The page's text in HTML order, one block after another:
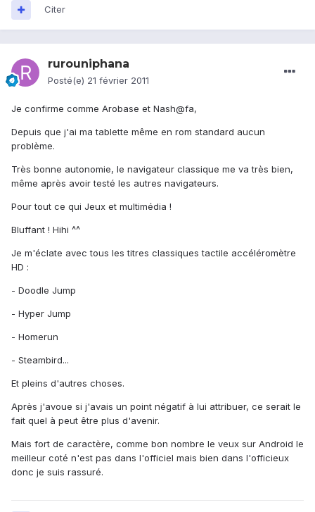
Citer
rurouniphana
Posté(e) 21 février 2011
Je confirme comme Arobase et Nash@fa,
Depuis que j'ai ma tablette même en rom standard aucun
problème.
Très bonne autonomie, le navigateur classique me va très bien,
même après avoir testé les autres navigateurs.
Pour tout ce qui Jeux et multimédia !
Bluffant ! Hihi ^^
Je m'éclate avec tous les titres classiques tactile accéléromètre
HD :
- Doodle Jump
- Hyper Jump
- Homerun
- Steambird...
Et pleins d'autres choses.
Après j'avoue si j'avais un point négatif à lui attribuer, ce serait le
fait quel à peut être plus d'avenir.
Mais fort de caractère, comme bon nombre le veux sur Android le
meilleur coté n'est pas dans l'officiel mais bien dans l'officieux
donc je suis rassuré.